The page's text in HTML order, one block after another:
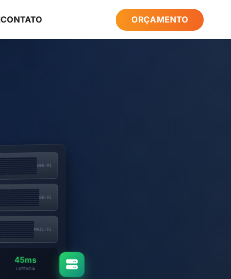
CONTATO ORÇAMENTO
WEB-01
DB-01
MAIL-01
45ms
LATÊNCIA